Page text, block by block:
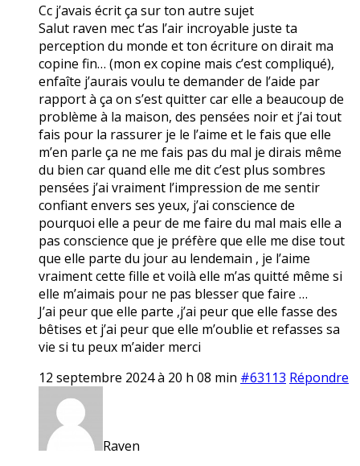
Cc j’avais écrit ça sur ton autre sujet
Salut raven mec t’as l’air incroyable juste ta
perception du monde et ton écriture on dirait ma
copine fin… (mon ex copine mais c’est compliqué),
enfaîte j’aurais voulu te demander de l’aide par
rapport à ça on s’est quitter car elle a beaucoup de
problème à la maison, des pensées noir et j’ai tout
fais pour la rassurer je le l’aime et le fais que elle
m’en parle ça ne me fais pas du mal je dirais même
du bien car quand elle me dit c’est plus sombres
pensées j’ai vraiment l’impression de me sentir
confiant envers ses yeux, j’ai conscience de
pourquoi elle a peur de me faire du mal mais elle a
pas conscience que je préfère que elle me dise tout
que elle parte du jour au lendemain , je l’aime
vraiment cette fille et voilà elle m’as quitté même si
elle m’aimais pour ne pas blesser que faire …
J’ai peur que elle parte ,j’ai peur que elle fasse des
bêtises et j’ai peur que elle m’oublie et refasses sa
vie si tu peux m’aider merci
12 septembre 2024 à 20 h 08 min #63113 Répondre
Raven